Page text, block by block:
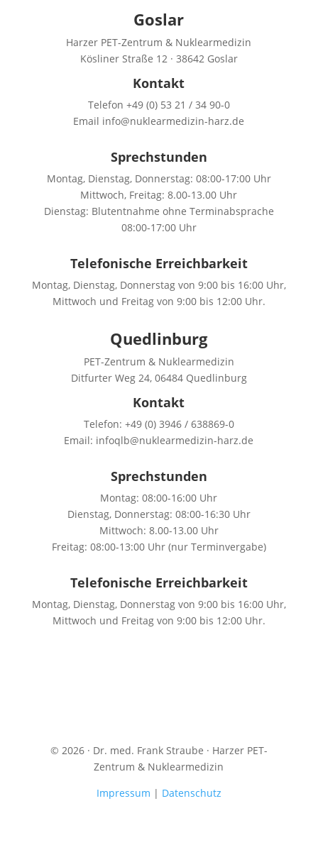
Goslar
Harzer PET-Zentrum & Nuklearmedizin
Kösliner Straße 12 · 38642 Goslar
Kontakt
Telefon +49 (0) 53 21 / 34 90-0
Email info@nuklearmedizin-harz.de
Sprechstunden
Montag, Dienstag, Donnerstag: 08:00-17:00 Uhr
Mittwoch, Freitag: 8.00-13.00 Uhr
Dienstag: Blutentnahme ohne Terminabsprache
08:00-17:00 Uhr
Telefonische Erreichbarkeit
Montag, Dienstag, Donnerstag von 9:00 bis 16:00 Uhr,
Mittwoch und Freitag von 9:00 bis 12:00 Uhr.
Quedlinburg
PET-Zentrum & Nuklearmedizin
Ditfurter Weg 24, 06484 Quedlinburg
Kontakt
Telefon: +49 (0) 3946 / 638869-0
Email: infoqlb@nuklearmedizin-harz.de
Sprechstunden
Montag: 08:00-16:00 Uhr
Dienstag, Donnerstag: 08:00-16:30 Uhr
Mittwoch: 8.00-13.00 Uhr
Freitag: 08:00-13:00 Uhr (nur Terminvergabe)
Telefonische Erreichbarkeit
Montag, Dienstag, Donnerstag von 9:00 bis 16:00 Uhr,
Mittwoch und Freitag von 9:00 bis 12:00 Uhr.
© 2026 · Dr. med. Frank Straube · Harzer PET-
Zentrum & Nuklearmedizin
Impressum | Datenschutz